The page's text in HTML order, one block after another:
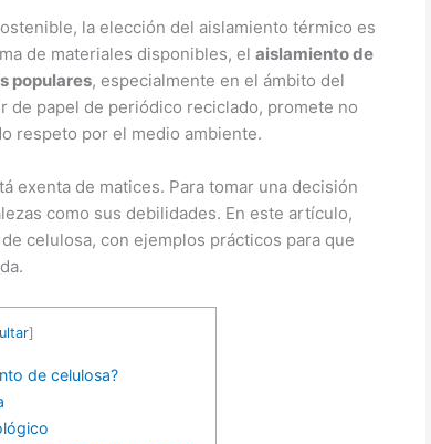
la elección del aislamiento térmico es
de materiales disponibles, el aislamiento de
populares, especialmente en el ámbito del
de papel de periódico reciclado, promete no
respeto por el medio ambiente.
exenta de matices. Para tomar una decisión
como sus debilidades. En este artículo,
celulosa, con ejemplos prácticos para que
]
de celulosa?